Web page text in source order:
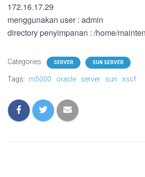
172.16.17.29
menggunakan user : admin
directory penyimpanan : /home/
Categories: SERVER SUN SERVER
Tags: m5000 oracle server sun xscf